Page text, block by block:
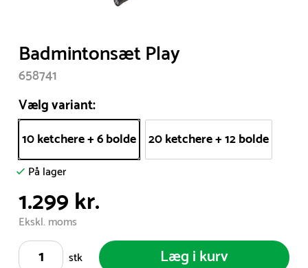
1
of
1
Badmintonsæt Play
658741
Vælg variant:
10 ketchere + 6 bolde 20 ketchere + 12 bolde
På lager
1.299 kr.
Ekskl. moms
stk
Læg i kurv